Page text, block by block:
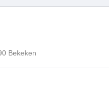
Bekeken